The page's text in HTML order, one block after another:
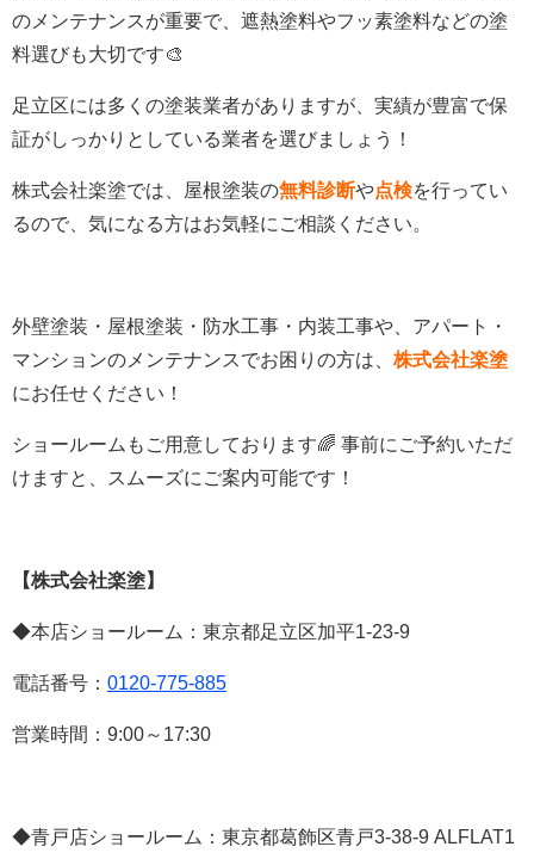
のメンテナンスが重要で、遮熱塗料やフッ素塗料などの塗
料選びも大切です🎨
足立区には多くの塗装業者がありますが、実績が豊富で保
証がしっかりとしている業者を選びましょう！
株式会社楽塗では、屋根塗装の無料診断や点検を行ってい
るので、気になる方はお気軽にご相談ください。
外壁塗装・屋根塗装・防水工事・内装工事や、アパート・
マンションのメンテナンスでお困りの方は、 株式会社楽塗
にお任せください！
ショールームもご用意しております🌈 事前にご予約いただ
けますと、スムーズにご案内可能です！
【株式会社楽塗】
◆本店ショールーム：東京都足立区加平1-23-9
電話番号： 0120-775-885
営業時間： 9:00～ 17:30
◆青戸店ショールーム：東京都葛飾区青戸3-38-9 ALFLAT1